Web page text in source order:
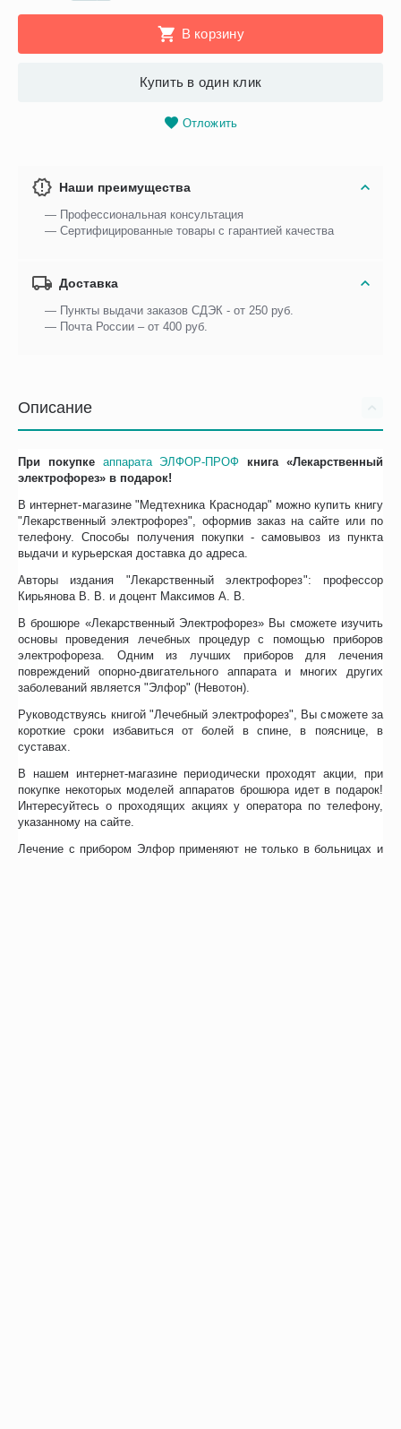
В корзину
Купить в один клик
Отложить
Наши преимущества
— Профессиональная консультация
— Сертифицированные товары с гарантией качества
Доставка
— Пункты выдачи заказов СДЭК - от 250 руб.
— Почта России – от 400 руб.
Описание
При покупке аппарата ЭЛФОР-ПРОФ книга «Лекарственный
электрофорез» в подарок!
В интернет-магазине "Медтехника Краснодар" можно купить книгу
"Лекарственный электрофорез", оформив заказ на сайте или по
телефону. Способы получения покупки - самовывоз из пункта
выдачи и курьерская доставка до адреса.
Авторы издания "Лекарственный электрофорез": профессор
Кирьянова В. В. и доцент Максимов А. В.
В брошюре «Лекарственный Электрофорез» Вы сможете изучить
основы проведения лечебных процедур с помощью приборов
электрофореза. Одним из лучших приборов для лечения
повреждений опорно-двигательного аппарата и многих других
заболеваний является "Элфор" (Невотон).
Руководствуясь книгой "Лечебный электрофорез", Вы сможете за
короткие сроки избавиться от болей в спине, в пояснице, в
суставах.
В нашем интернет-магазине периодически проходят акции, при
покупке некоторых моделей аппаратов брошюра идет в подарок!
Интересуйтесь о проходящих акциях у оператора по телефону,
указанному на сайте.
Лечение с прибором Элфор применяют не только в больницах и